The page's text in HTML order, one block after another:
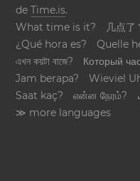
deTime.is.
What time is it?
几点了
¿Qué hora es?
Quelle
এখন কয়টা বাজে?
Который
Jam berapa?
Wieviel
Saat kaç?
என்ன நேரம்?
≫ more languages